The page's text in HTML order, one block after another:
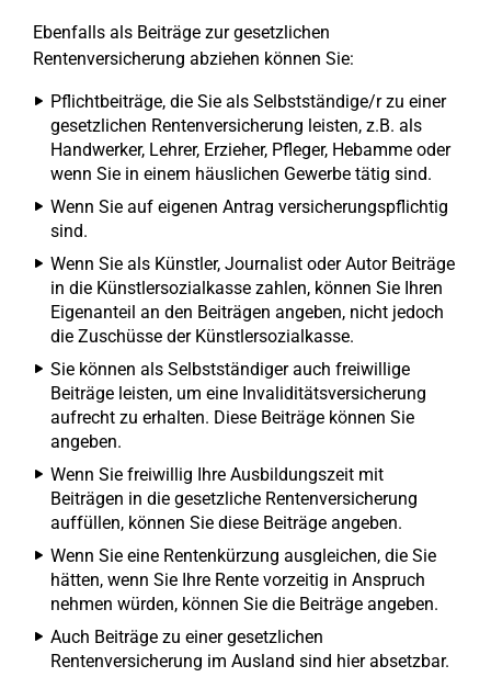
Ebenfalls als Beiträge zur gesetzlichen
Rentenversicherung abziehen können Sie:
Pflichtbeiträge, die Sie als Selbstständige/r zu einer
gesetzlichen Rentenversicherung leisten, z.B. als
Handwerker, Lehrer, Erzieher, Pfleger, Hebamme oder
wenn Sie in einem häuslichen Gewerbe tätig sind.
Wenn Sie auf eigenen Antrag versicherungspflichtig
sind.
Wenn Sie als Künstler, Journalist oder Autor Beiträge
in die Künstlersozialkasse zahlen, können Sie Ihren
Eigenanteil an den Beiträgen angeben, nicht jedoch
die Zuschüsse der Künstlersozialkasse.
Sie können als Selbstständiger auch freiwillige
Beiträge leisten, um eine Invaliditätsversicherung
aufrecht zu erhalten. Diese Beiträge können Sie
angeben.
Wenn Sie freiwillig Ihre Ausbildungszeit mit
Beiträgen in die gesetzliche Rentenversicherung
auffüllen, können Sie diese Beiträge angeben.
Wenn Sie eine Rentenkürzung ausgleichen, die Sie
hätten, wenn Sie Ihre Rente vorzeitig in Anspruch
nehmen würden, können Sie die Beiträge angeben.
Auch Beiträge zu einer gesetzlichen
Rentenversicherung im Ausland sind hier absetzbar.